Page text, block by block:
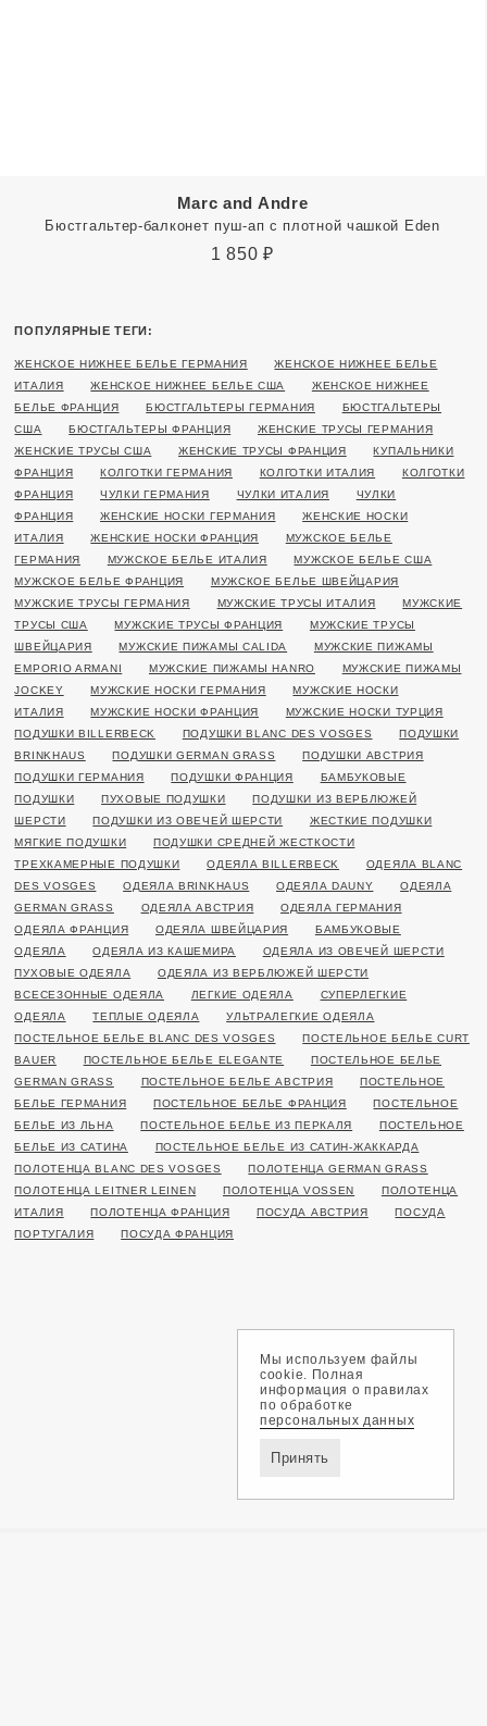
Marc and Andre
Бюстгальтер-балконет пуш-ап с плотной чашкой Eden
1 850 ₽
ПОПУЛЯРНЫЕ ТЕГИ:
ЖЕНСКОЕ НИЖНЕЕ БЕЛЬЕ ГЕРМАНИЯ
ЖЕНСКОЕ НИЖНЕЕ БЕЛЬЕ
ИТАЛИЯ
ЖЕНСКОЕ НИЖНЕЕ БЕЛЬЕ США
ЖЕНСКОЕ НИЖНЕЕ
БЕЛЬЕ ФРАНЦИЯ
БЮСТГАЛЬТЕРЫ ГЕРМАНИЯ
БЮСТГАЛЬТЕРЫ
США
БЮСТГАЛЬТЕРЫ ФРАНЦИЯ
ЖЕНСКИЕ ТРУСЫ ГЕРМАНИЯ
ЖЕНСКИЕ ТРУСЫ США
ЖЕНСКИЕ ТРУСЫ ФРАНЦИЯ
КУПАЛЬНИКИ
ФРАНЦИЯ
КОЛГОТКИ ГЕРМАНИЯ КОЛГОТКИ ИТАЛИЯ
КОЛГОТКИ
ФРАНЦИЯ
ЧУЛКИ ГЕРМАНИЯ ЧУЛКИ ИТАЛИЯ
ЧУЛКИ
ФРАНЦИЯ
ЖЕНСКИЕ НОСКИ ГЕРМАНИЯ
ЖЕНСКИЕ НОСКИ
ИТАЛИЯ
ЖЕНСКИЕ НОСКИ ФРАНЦИЯ
МУЖСКОЕ БЕЛЬЕ
ГЕРМАНИЯ
МУЖСКОЕ БЕЛЬЕ ИТАЛИЯ
МУЖСКОЕ БЕЛЬЕ США
МУЖСКОЕ БЕЛЬЕ ФРАНЦИЯ
МУЖСКОЕ БЕЛЬЕ ШВЕЙЦАРИЯ
МУЖСКИЕ ТРУСЫ ГЕРМАНИЯ
МУЖСКИЕ ТРУСЫ ИТАЛИЯ
МУЖСКИЕ
ТРУСЫ США
МУЖСКИЕ ТРУСЫ ФРАНЦИЯ
МУЖСКИЕ ТРУСЫ
ШВЕЙЦАРИЯ
МУЖСКИЕ ПИЖАМЫ CALIDA
МУЖСКИЕ ПИЖАМЫ
EMPORIO ARMANI
МУЖСКИЕ ПИЖАМЫ HANRO
МУЖСКИЕ ПИЖАМЫ
JOCKEY
МУЖСКИЕ НОСКИ ГЕРМАНИЯ
МУЖСКИЕ НОСКИ
ИТАЛИЯ
МУЖСКИЕ НОСКИ ФРАНЦИЯ
МУЖСКИЕ НОСКИ ТУРЦИЯ
ПОДУШКИ BILLERBECK
ПОДУШКИ BLANC DES VOSGES
ПОДУШКИ
BRINKHAUS
ПОДУШКИ GERMAN GRASS
ПОДУШКИ АВСТРИЯ
ПОДУШКИ ГЕРМАНИЯ
ПОДУШКИ ФРАНЦИЯ
БАМБУКОВЫЕ
ПОДУШКИ
ПУХОВЫЕ ПОДУШКИ
ПОДУШКИ ИЗ ВЕРБЛЮЖЕЙ
ШЕРСТИ
ПОДУШКИ ИЗ ОВЕЧЕЙ ШЕРСТИ
ЖЕСТКИЕ ПОДУШКИ
МЯГКИЕ ПОДУШКИ
ПОДУШКИ СРЕДНЕЙ ЖЕСТКОСТИ
ТРЕХКАМЕРНЫЕ ПОДУШКИ
ОДЕЯЛА BILLERBECK
ОДЕЯЛА BLANC
DES VOSGES
ОДЕЯЛА BRINKHAUS ОДЕЯЛА DAUNY
ОДЕЯЛА
GERMAN GRASS
ОДЕЯЛА АВСТРИЯ
ОДЕЯЛА ГЕРМАНИЯ
ОДЕЯЛА ФРАНЦИЯ
ОДЕЯЛА ШВЕЙЦАРИЯ
БАМБУКОВЫЕ
ОДЕЯЛА
ОДЕЯЛА ИЗ КАШЕМИРА
ОДЕЯЛА ИЗ ОВЕЧЕЙ ШЕРСТИ
ПУХОВЫЕ ОДЕЯЛА
ОДЕЯЛА ИЗ ВЕРБЛЮЖЕЙ ШЕРСТИ
ВСЕСЕЗОННЫЕ ОДЕЯЛА
ЛЕГКИЕ ОДЕЯЛА
СУПЕРЛЕГКИЕ
ОДЕЯЛА
ТЕПЛЫЕ ОДЕЯЛА
УЛЬТРАЛЕГКИЕ ОДЕЯЛА
ПОСТЕЛЬНОЕ БЕЛЬЕ BLANC DES VOSGES
ПОСТЕЛЬНОЕ БЕЛЬЕ CURT
BAUER
ПОСТЕЛЬНОЕ БЕЛЬЕ ELEGANTE
ПОСТЕЛЬНОЕ БЕЛЬЕ
GERMAN GRASS
ПОСТЕЛЬНОЕ БЕЛЬЕ АВСТРИЯ
ПОСТЕЛЬНОЕ
БЕЛЬЕ ГЕРМАНИЯ
ПОСТЕЛЬНОЕ БЕЛЬЕ ФРАНЦИЯ
ПОСТЕЛЬНОЕ
БЕЛЬЕ ИЗ ЛЬНА
ПОСТЕЛЬНОЕ БЕЛЬЕ ИЗ ПЕРКАЛЯ
ПОСТЕЛЬНОЕ
БЕЛЬЕ ИЗ САТИНА
ПОСТЕЛЬНОЕ БЕЛЬЕ ИЗ САТИН-ЖАККАРДА
ПОЛОТЕНЦА BLANC DES VOSGES
ПОЛОТЕНЦА GERMAN GRASS
ПОЛОТЕНЦА LEITNER LEINEN
ПОЛОТЕНЦА VOSSEN
ПОЛОТЕНЦА
ИТАЛИЯ
ПОЛОТЕНЦА ФРАНЦИЯ ПОСУДА АВСТРИЯ
ПОСУДА
ПОРТУГАЛИЯ
ПОСУДА ФРАНЦИЯ
Мы используем файлы
cookie. Полная
информация о правилах
по обработке
персональных данных
Принять